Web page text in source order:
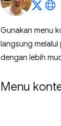
Gunakan menu
langsung
dengan lebih
Menu